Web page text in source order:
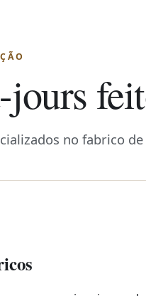
no fabrico